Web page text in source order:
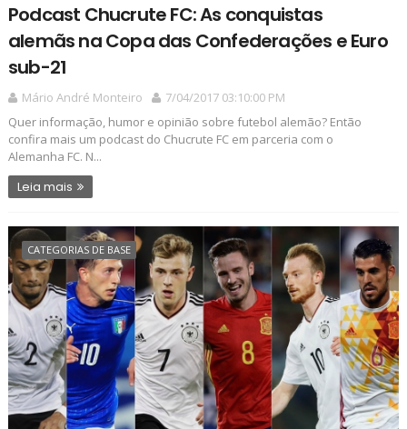
Podcast Chucrute FC: As conquistas
alemãs na Copa das Confederações e Euro
sub-21
Mário André Monteiro
7/04/2017 03:10:00 PM
Quer informação, humor e opinião sobre futebol alemão? Então
confira mais um podcast do Chucrute FC em parceria com o
Alemanha FC. N...
Leia mais
CATEGORIAS DE BASE